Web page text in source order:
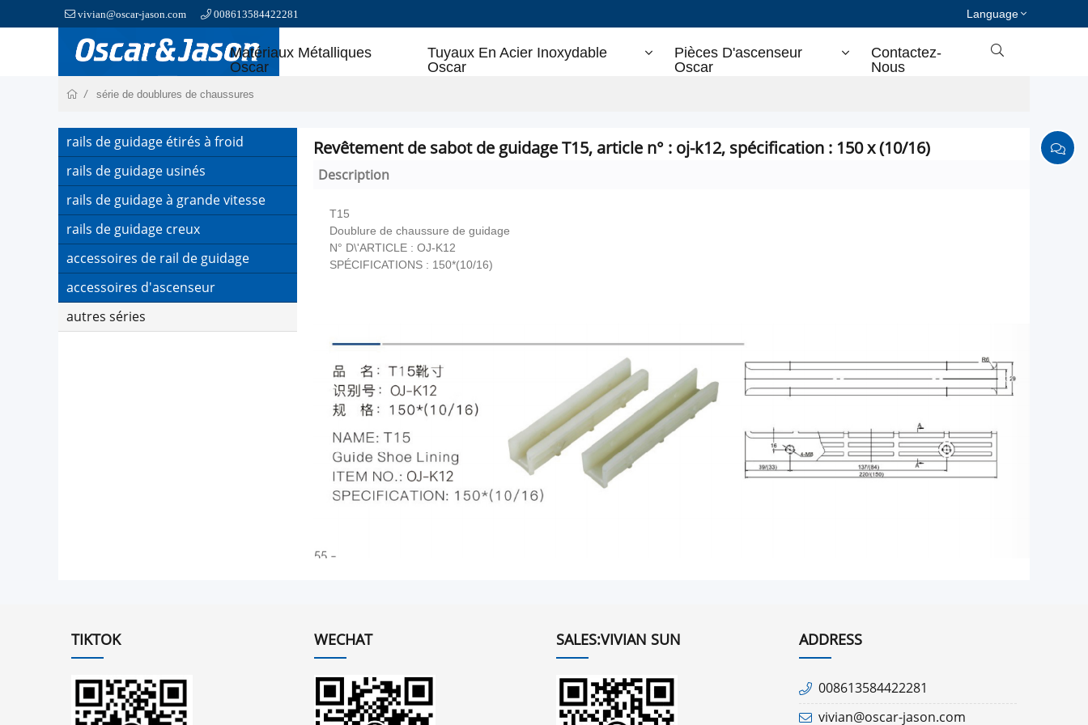
vivian@oscar-jason.com 008613584422281 Language
Matériaux Métalliques
Oscar
Tuyaux En Acier Inoxydable
Oscar
Pièces D'ascenseur
Oscar
Contactez-
Nous

série de doublures de chaussures
rails de guidage étirés à froid
rails de guidage usinés
rails de guidage à grande vitesse
rails de guidage creux
accessoires de rail de guidage
accessoires d'ascenseur
autres séries
Revêtement de sabot de guidage T15, article n° : oj-k12, spécification : 150 x (10/16)
Description
T15
Doublure de chaussure de guidage
N° D\'ARTICLE : OJ-K12
SPÉCIFICATIONS : 150*(10/16)
TIKTOK WECHAT SALES:VIVIAN SUN ADDRESS
008613584422281
vivian@oscar-jason.com